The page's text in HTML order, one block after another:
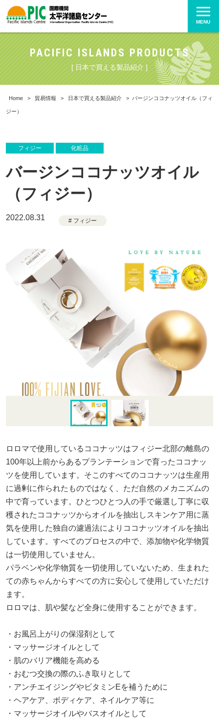
MENU
PACIFIC ISLANDS PRODUCTS
[ 日本で買える製品紹介 ]
Home > 貿易情報 > 日本で買える製品紹介 > バージンココナッツオイル（フィ
ジー）
フィジー 化粧品
バージンココナッツオイル
（フィジー）
2022.08.31 # フィジー
ロロマで使用しているココナッツはフィジー北部の離島の
100年以上前からあるプランテーションで育ったココナッ
ツを使用しています。そこのすべてのココナッツは生産用
に過剰に作られたものではなく、ただ自然のメカニズムの
中で育っています。ひとつひとつ人の手で厳選し丁寧に収
穫されたココナッツからオイルを抽出しスキンケア用に蒸
気を使用した独自の濾過法によりココナッツオイルを抽出
しています。すべてのプロセスの中で、添加物や化学物質
は一切使用していません。
パラベンや化学物質を一切使用していないため、生まれた
ての赤ちゃんからすべての方に安心して使用していただけ
ます。
ロロマは、肌や髪など全身に使用することができます。
・お風呂上がりの保湿剤として
・マッサージオイルとして
・肌のバリア機能を高める
・おむつ交換の際のふき取りとして
・アンチエイジングやビタミンEを補うために
・ヘアケア、ボディケア、ネイルケア等に
・マッサージオイルやバスオイルとして